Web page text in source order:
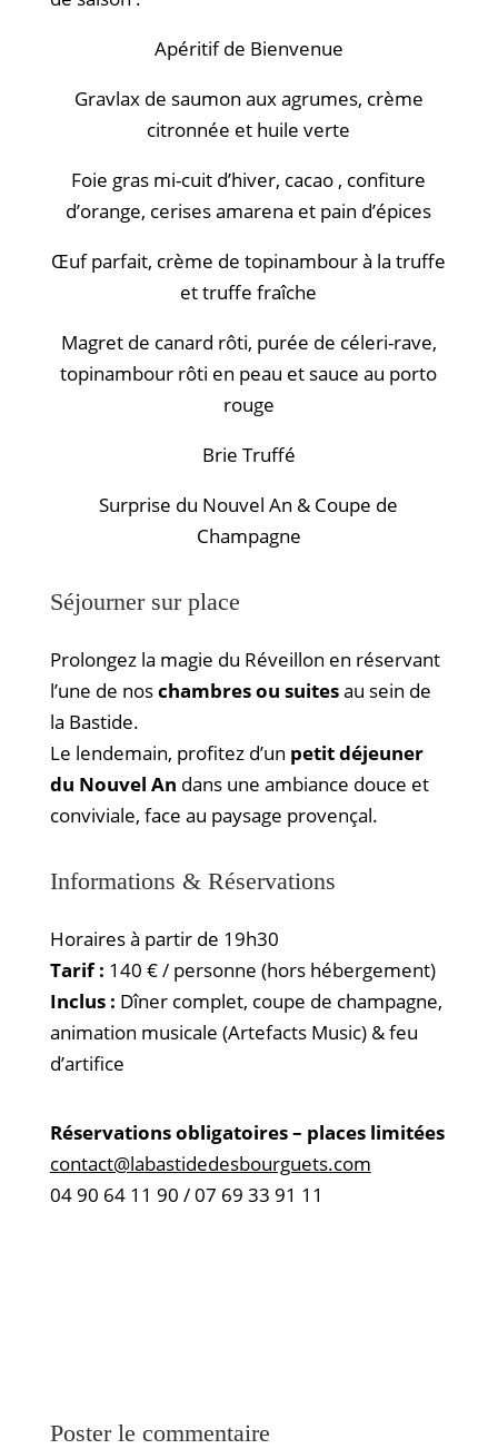
Apéritif de Bienvenue
Gravlax de saumon aux agrumes, crème
citronnée et huile verte
Foie gras mi-cuit d’hiver, cacao , confiture
d’orange, cerises amarena et pain d’épices
Œuf parfait, crème de topinambour à la truffe
et truffe fraîche
Magret de canard rôti, purée de céleri-rave,
topinambour rôti en peau et sauce au porto
rouge
Brie Truffé
Surprise du Nouvel An & Coupe de
Champagne
Séjourner sur place
Prolongez la magie du Réveillon en réservant
l’une de noschambres ou suitesau sein de
la Bastide.
Le lendemain, profitez d’un petit déjeuner
du Nouvel An dans une ambiance douce et
conviviale, face au paysage provençal.
Informations & Réservations
Horaires à partir de 19h30
Tarif : 140 € / personne (hors hébergement)
Inclus : Dîner complet, coupe de champagne,
animation musicale (Artefacts Music) & feu
d’artifice
Réservations obligatoires – places limitées
contact@labastidedesbourguets.com
04 90 64 11 90 / 07 69 33 91 11
Poster le commentaire